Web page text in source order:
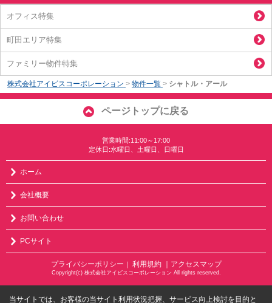
オフィス特集
町田エリア特集
ファミリー物件特集
株式会社アイビスコーポレーション > 物件一覧 > シャトル・アール
ページトップに戻る
営業時間:11:00～17:00
定休日:水曜日、土曜日、日曜日
ホーム
会社概要
お問い合わせ
PCサイト
プライバシーポリシー 利用規約 ｜アクセスマップ
Copyright(c) 株式会社アイビスコーポレーション All rights reserved.
当サイトでは、お客様の当サイト利用状況把握、サービス向上検討を目的と